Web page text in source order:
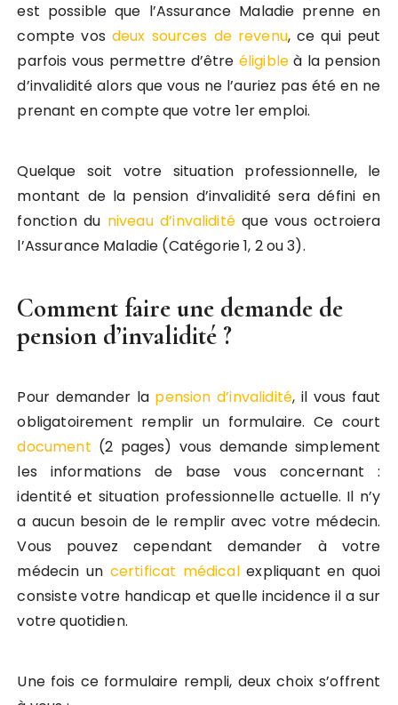
est possible que l’Assurance Maladie prenne en
compte vos deux sources de revenu, ce qui peut
parfois vous permettre d’être éligibleà la pension
d’invalidité alors que vous ne l’auriez pas été en ne
prenant en compte que votre 1er emploi.
Quelque soit votre situation professionnelle, le
montant de la pension d’invalidité sera défini en
fonction du niveau d’invaliditéque vous octroiera
l’Assurance Maladie (Catégorie 1, 2 ou 3).
Comment faire une demande de
pension d’invalidité ?
Pour demander la pension d’invalidité, il vous faut
obligatoirement remplir un formulaire. Ce court
document (2 pages) vous demande simplement
les informations de base vous concernant :
identité et situation professionnelle actuelle. Il n’y
a aucun besoin de le remplir avec votre médecin.
Vous pouvez cependant demander à votre
médecin un certificat médicalexpliquant en quoi
consiste votre handicap et quelle incidence il a sur
votre quotidien.
Une fois ce formulaire rempli, deux choix s’offrent